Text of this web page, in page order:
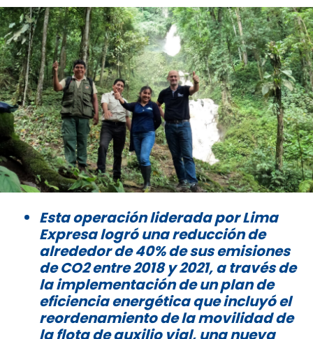
Esta operación liderada por Lima
Expresa logró una reducción de
alrededor de 40% de sus emisiones
de CO2 entre 2018 y 2021, a través de
la implementación de un plan de
eficiencia energética que incluyó el
reordenamiento de la movilidad de
la flota de auxilio vial, una nueva